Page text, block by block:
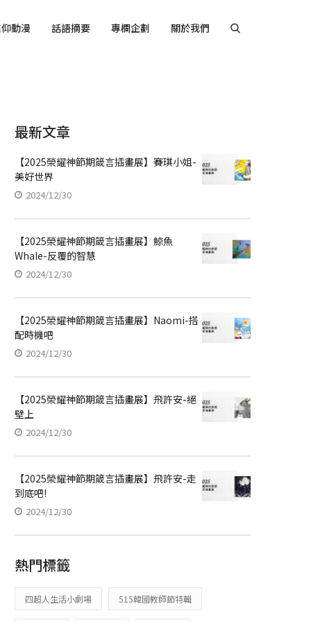
動漫 話語摘要 專欄企劃 關於我們
最新文章
【2025榮耀神節期箴言插畫展】賽琪小姐-
美好世界
2024/12/30
【2025榮耀神節期箴言插畫展】鯨魚
Whale-反覆的智慧
2024/12/30
【2025榮耀神節期箴言插畫展】Naomi-搭
配時機吧
2024/12/30
【2025榮耀神節期箴言插畫展】飛許安-絕
壁上
2024/12/30
【2025榮耀神節期箴言插畫展】飛許安-走
到底吧!
2024/12/30
熱門標籤
四超人生活小劇場 515韓國教師節特輯